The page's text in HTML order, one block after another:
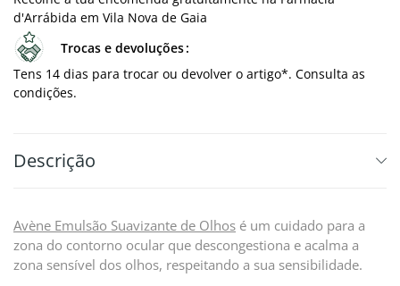
d'Arrábida em Vila Nova de Gaia
Trocas e devoluções
Tens 14 dias para trocar ou devolver o artigo*. Consulta as
condições.
Descrição
Avène Emulsão Suavizante de Olhos é um cuidado para a
zona do contorno ocular que descongestiona e acalma a
zona sensível dos olhos, respeitando a sua sensibilidade.